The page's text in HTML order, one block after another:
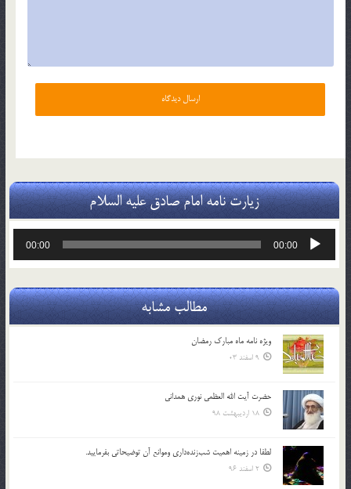
زیارت نامه امام صادق علیه السلام
پخش‌کننده
00:00
00:00
مطالب مشابه
ویژه نامه ماه مبارک رمضان
9 اسفند 03
حضرت آیت الله العظمی نوری همدانی
18 اردیبهشت 98
لطفا در زمينه اهميت شب‌زنده‌داري وموانع آن توضيحاتي بفرماييد.
2 اسفند 96